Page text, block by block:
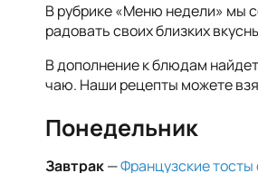
В рубрике «Меню недели» мы
радовать своих близких
В дополнение к блюдам
чаю. Наши рецепты можете
Понедельник
Завтрак—Французские